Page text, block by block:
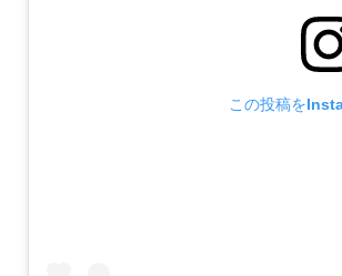
この投稿を